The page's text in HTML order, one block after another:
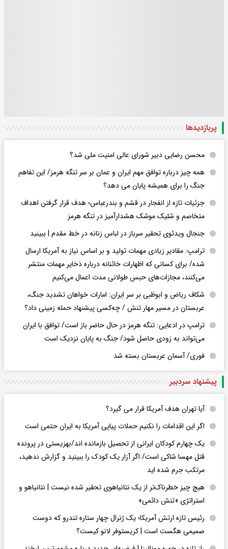
پربازدید‌ها
محسن رضایی دبیر شورای عالی امنیت ملی شد؟
همه چیز درباره توافق مهم ایران و عمان بر سر تنگه هرمز/ این تفاهم
جنگ را برای همیشه پایان می دهد؟
جزئیات تازه از انفجار در قشم و بندرعباس؛ هدف قرار گرفتن اهداف
متخاصم و شلیک موشک هشدارآمیز در تنگه هرمز
جنجال ویدئوی تحقیر سرباز در لباس زنانه در خط مقدم | ببینید
ترامپ: مقادیر زیادی مهمات تولید و بر اساس نیاز به آمریکا ارسال
شده/ برای کسانی که اظهارات خائنانه درباره ذخایر مهمات منتشر
می‌کنند، مجازات‌های حبس طولانی مدت اعمال می‌کنیم
شکاف ریاض و ابوظبی بر سر ایران: امارات خواهان تشدید جنگ،
عربستان در مسیر مهار تنش / چه‌کسی پیشنهاد حمله زمینی داد؟
ترامپ در ادعایی: تنگه هرمز در حال حاضر باز است/ توافق با ایران
می‌تواند به‌ زودی حاصل شود/ جنگ به پایان نزدیک است
فوری/ آسمان عربستان بسته شد
پیشنهاد سردبیر
آیا تهران هدف آمریکا قرار می گیرد؟
اگر این اقدامات را نکنیم حملات پیاپی آمریکا به ایران حتمی است
یک چهارم کودکان ایرانی از تحصیل بازمانده اند/بهزیستی در پرونده
قتل مهسا شاکی است/ اگر آزار یک کودک را ببینید و گزارش ندهید،
مرتکب جرم شده اید
هیچ چیز خطرناک‌تر از یک نتانیاهوی تحقیر شده نیست | نتانیاهو و
استراتژی «تنش دائمی»
رئیس تازه ارتش آمریکا؛ یک ژنرال چهار ستاره تندرو که دوست
صمیمی هگست است | کریستوفر لانو کیست؟